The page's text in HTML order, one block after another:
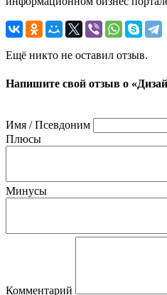
Ещё никто не оставил отзыв.
Напишите свой отзыв о
Имя / Псевдоним
Плюсы
Минусы
Комментарий